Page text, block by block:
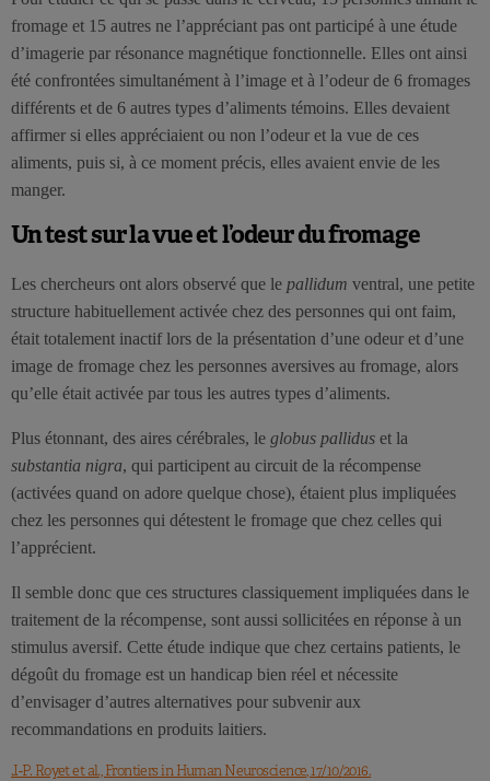
fromage et 15 autres ne l’appréciant pas ont participé à une étude
d’imagerie par résonance magnétique fonctionnelle. Elles ont ainsi
été confrontées simultanément à l’image et à l’odeur de 6 fromages
différents et de 6 autres types d’aliments témoins. Elles devaient
affirmer si elles appréciaient ou non l’odeur et la vue de ces
aliments, puis si, à ce moment précis, elles avaient envie de les
manger.
Un test sur la vue et l’odeur du fromage
Les chercheurs ont alors observé que le pallidum ventral, une petite
structure habituellement activée chez des personnes qui ont faim,
était totalement inactif lors de la présentation d’une odeur et d’une
image de fromage chez les personnes aversives au fromage, alors
qu’elle était activée par tous les autres types d’aliments.
Plus étonnant, des aires cérébrales, le globus pallidus et la
substantia nigra, qui participent au circuit de la récompense
(activées quand on adore quelque chose), étaient plus impliquées
chez les personnes qui détestent le fromage que chez celles qui
l’apprécient.
Il semble donc que ces structures classiquement impliquées dans le
traitement de la récompense, sont aussi sollicitées en réponse à un
stimulus aversif. Cette étude indique que chez certains patients, le
dégoût du fromage est un handicap bien réel et nécessite
d’envisager d’autres alternatives pour subvenir aux
recommandations en produits laitiers.
J.-P. Royet et al., Frontiers in Human Neuroscience, 17/10/2016.